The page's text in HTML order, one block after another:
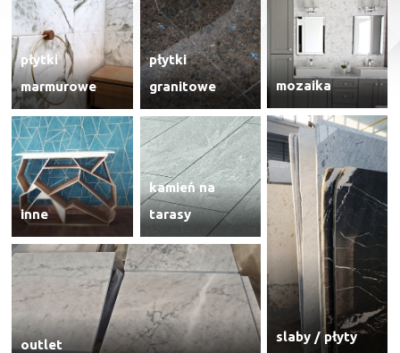
płytki
marmurowe
inne
płytki
granitowe
kamień na
tarasy
outlet
mozaika
slaby / płyty